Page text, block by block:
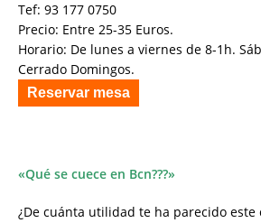
Tef: 93 177 0750
Precio: Entre 25-35 Euros.
Horario: De lunes a viernes de 8-1h.
Cerrado Domingos.
Reservar mesa
«Qué se cuece en Bcn???»
¿De cuánta utilidad te ha parecido este